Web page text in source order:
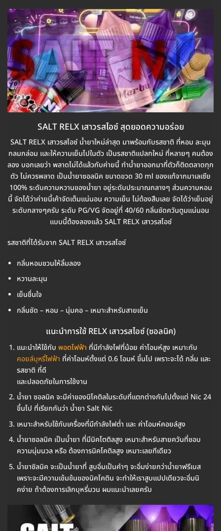
SALT RELX เสาวรสไอซ์ สุดยอดความอร่อย
SALT RELX เสาวรสไอซ์ น้ำยาใหม่ล่าสุด มาพร้อมกับรสชาติ ที่หอม ละมุน
กลมกล่อม และให้ความเย็นไปในตัว เป็นรสชาติแปลกใหม่ ที่หลายๆ คนต้อง
ลอง บอกเลยว่า พลาดไม่ได้แล้วกับค่ายนี้ ทำน้ำยาออกมากี่ตัวก็ติดตลาดทุก
ตัว ไม่ควรพลาด เป็นน้ำยาซอลนิค ขนาดขวด 30 ml ของแท้จากมาเลเซีย
100% ระดับความหวานของน้ำยา อยู่ระดับประมาณกลางๆ ส่วนความหอม
นี้ จัดได้ว่าค่ายนี้เค้าจัดเต็มแน่นอน ความเย็น ไม่ต้องสืบเลย จัดได้ว่าเย็นอยู่
ระดับกลางๆครับ ระดับ PG/VG จัดอยู่ที่ 40/60 กลิ่นชัดควันตูมแน่นอน
แบบนี้ต้องลองแล้ว SALT RELX เสาวรสไอซ์
รสชาติที่ได้รับจาก SALT RELX เสาวรสไอซ์
กลิ่นหอมชวนให้ลิ้มลอง
หวานละมุน
เย็นชื่นใจ
กลิ่นชัด – หอม – นุ่มคอ – เหมาะสำหรับสายเย็น
แนะนำการใช้ RELX เสาวรสไอซ์ (ซอลนิค)
แนะนำให้ใช้กับ พอตไฟฟ้า ที่มีกำลังไฟที่น้อย ค่าโอมห์สูง เหมาะกับ
คอยล์บุหรี่ไฟฟ้า ที่ค่าโอมห์ตั้งแต่ 0.6 โอมห์ ขึ้นไป เพราะจะได้ กลิ่น และ
รสชาติ ที่ดี
และปลอดภัยในการใช้งาน
น้ำยา ซอลนิค จะมีค่าของนิโคติลในระดับที่แตกต่างกันไปตั้งแต่ Nic 24
ขึ้นไป ที่เรียกกันว่า น้ำยา Salt Nic
เหมาะสำหรับใช้กับเครื่องที่มีกำลังไฟต่ำ และ ค่าโอมห์คอยล์สูง
น้ำยาซอลนิค เป็นน้ำยา ที่มีนิคโตติลสูง เหมาะสำหรับสายควันที่ชอบ
ความนุ่มนวล หรือ ต้องการนิคโคติลสูง เหมาะเลยทีเดียว
น้ำยาซิลนิค จะเป็นน้ำยาที่ สูบอิ่มเป็นคำๆ จะอิ่มง่ายกว่าน้ำยาฟรีเบส
เพราะจะมีความเข้มข้นของนิคโคติน จะทำให้เราสูบแปปเดียวจะอิ่มนิ
คง่าย ถ้าต้องการเลิกบุหรี่มวน ผมแนะนำเลยครับ